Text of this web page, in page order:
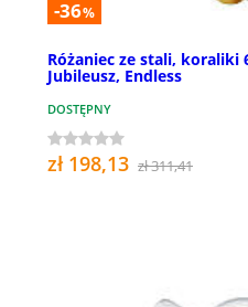
-36%
Różaniec ze stali,
Jubileusz, Endless
DOSTĘPNY
zł 198,13 zł 311,41